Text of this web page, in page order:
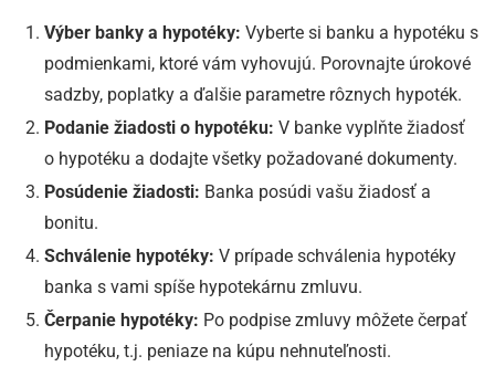
Výber banky a hypotéky: Vyberte si banku a hypotéku s
podmienkami, ktoré vám vyhovujú. Porovnajte úrokové
sadzby, poplatky a ďalšie parametre rôznych hypoték.
Podanie žiadosti o hypotéku: V banke vyplňte žiadosť
o hypotéku a dodajte všetky požadované dokumenty.
Posúdenie žiadosti: Banka posúdi vašu žiadosť a
bonitu.
Schválenie hypotéky: V prípade schválenia hypotéky
banka s vami spíše hypotekárnu zmluvu.
Čerpanie hypotéky: Po podpise zmluvy môžete čerpať
hypotéku, t.j. peniaze na kúpu nehnuteľnosti.